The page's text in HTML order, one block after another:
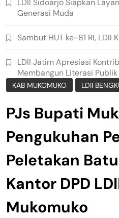
KAB MUKOMUKO LDII
PJs Bupati
Pengukuhan
Peletakan
Kantor DPD
Mukomuko
LDII Sidoarjo Siapkan
Generasi Muda
Sambut HUT ke-81 RI, LDII
LDII Jatim Apresiasi
Membangun Literasi Publik